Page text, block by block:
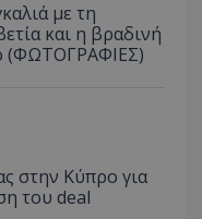
με τη
και η βραδινή
(ΦΩΤΟΓΡΑΦΙΕΣ)
στην Κύπρο για
του deal